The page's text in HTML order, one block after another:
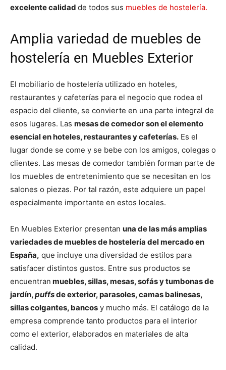
excelente calidad de todos sus muebles de hostelería.
Amplia variedad de muebles de
hostelería en Muebles Exterior
El mobiliario de hostelería utilizado en hoteles,
restaurantes y cafeterías para el negocio que rodea el
espacio del cliente, se convierte en una parte integral de
esos lugares. Las mesas de comedor son el elemento
esencial en hoteles, restaurantes y cafeterías. Es el
lugar donde se come y se bebe con los amigos, colegas o
clientes. Las mesas de comedor también forman parte de
los muebles de entretenimiento que se necesitan en los
salones o piezas. Por tal razón, este adquiere un papel
especialmente importante en estos locales.
En Muebles Exterior presentan una de las más amplias
variedades de muebles de hostelería del mercado en
España, que incluye una diversidad de estilos para
satisfacer distintos gustos. Entre sus productos se
encuentran muebles, sillas, mesas, sofás y tumbonas de
jardín,puffsde exterior, parasoles, camas balinesas,
sillas colgantes, bancos y mucho más. El catálogo de la
empresa comprende tanto productos para el interior
como el exterior, elaborados en materiales de alta
calidad.